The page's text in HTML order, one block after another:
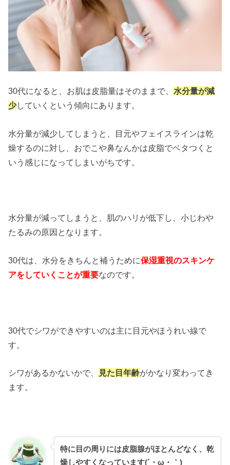
30代になると、お肌は皮脂量はそのままで、 水分量が減
少していくという傾向にあります。
水分量が減少してしまうと、目元やフェイスラインは乾
燥するのに対し、おでこや鼻なんかは皮脂でベタつくと
いう感じになってしまいがちです。
水分量が減ってしまうと、肌のハリが低下し、小じわや
たるみの原因となります。
30代は、水分をきちんと補うために保湿重視のスキンケ
アをしていくことが重要なのです。
30代でシワができやすいのは主に目元やほうれい線で
す。
シワがあるかないかで、 見た目年齢がかなり変わってき
ます。
特に目の周りには皮脂腺がほとんどなく、乾
燥しやすくなっています(´・ω・｀)